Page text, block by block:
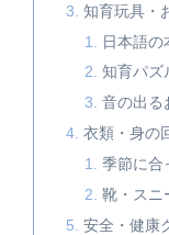
知育玩具・
日本語の
知育パズ
音の出る
衣類・身の
季節に合
靴・スニ
安全・健康